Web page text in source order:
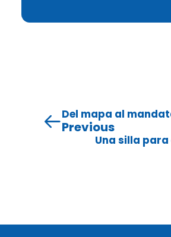
Del mapa al
Previous
Una silla para